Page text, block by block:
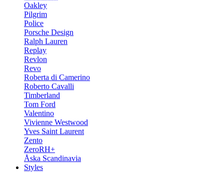
Oakley
Pilgrim
Police
Porsche Design
Ralph Lauren
Replay
Revlon
Revo
Roberta di Camerino
Roberto Cavalli
Timberland
Tom Ford
Valentino
Vivienne Westwood
Yves Saint Laurent
Zento
ZeroRH+
Åska Scandinavia
Styles